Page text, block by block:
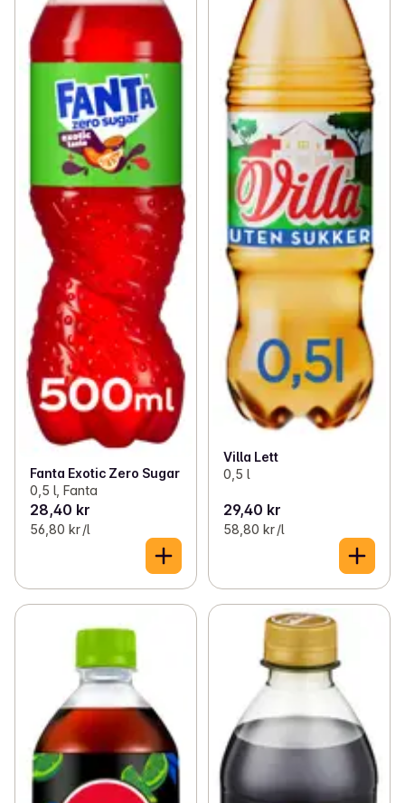
Fanta Exotic Zero Sugar
0,5 l, Fanta
28,40 kr
56,80 kr /l
Villa Lett
0,5 l
29,40 kr
58,80 kr /l